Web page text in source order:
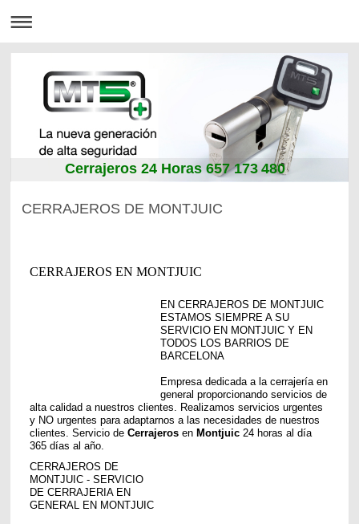
Cerrajeros 24 Horas 657 173 480
CERRAJEROS DE MONTJUIC
CERRAJEROS EN MONTJUIC
EN CERRAJEROS DE MONTJUIC
ESTAMOS SIEMPRE A SU
SERVICIO EN MONTJUIC Y EN
TODOS LOS BARRIOS DE
BARCELONA
Empresa dedicada a la cerrajería en
general proporcionando servicios de
alta calidad a nuestros clientes. Realizamos servicios urgentes
y NO urgentes para adaptarnos a las necesidades de nuestros
clientes. Servicio de Cerrajeros en Montjuic24 horas al día
365 días al año.
CERRAJEROS DE
MONTJUIC - SERVICIO
DE CERRAJERIA EN
GENERAL EN MONTJUIC